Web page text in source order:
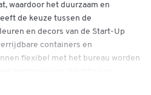
waardoor het duurzaam en
de keuze tussen de
en decors van de Start-Up
containers en
flexibel met het bureau worden